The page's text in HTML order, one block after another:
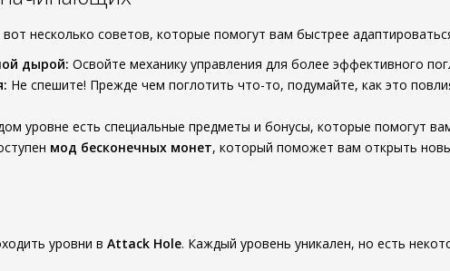
несколько советов, которые помогут вам быстрее
дырой: Освойте механику управления для более эффективного
Не спешите! Прежде чем поглотить что-то, подумайте, как это
уровне есть специальные предметы и бонусы, которые помогут
мод бесконечных монет, который поможет вам открыть
уровни в Attack Hole. Каждый уровень уникален, но есть